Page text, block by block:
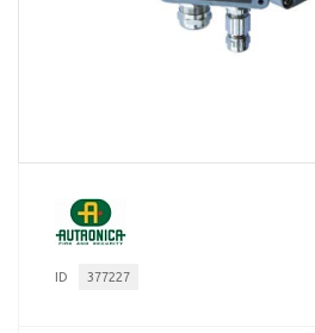
ID 377227